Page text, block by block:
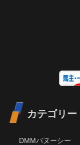
カテゴリー
DMMバヌーシー